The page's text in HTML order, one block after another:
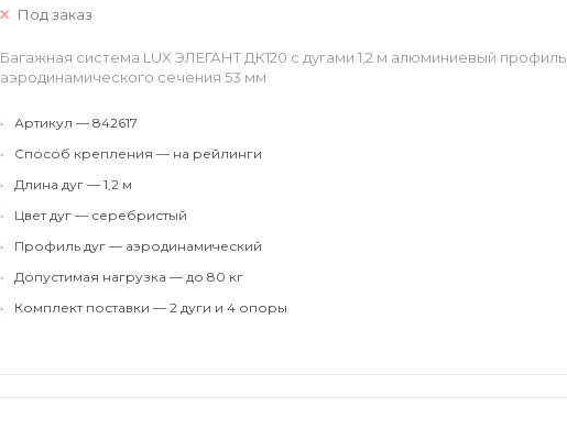
Под заказ
Багажная система LUX ЭЛЕГАНТ ДК120 с дугами 1,2 м алюминиевый профиль
аэродинамического сечения 53 мм
•
Артикул — 842617
•
Способ крепления — на рейлинги
•
Длина дуг — 1,2 м
•
Цвет дуг — серебристый
•
Профиль дуг — аэродинамический
•
Допустимая нагрузка — до 80 кг
•
Комплект поставки — 2 дуги и 4 опоры